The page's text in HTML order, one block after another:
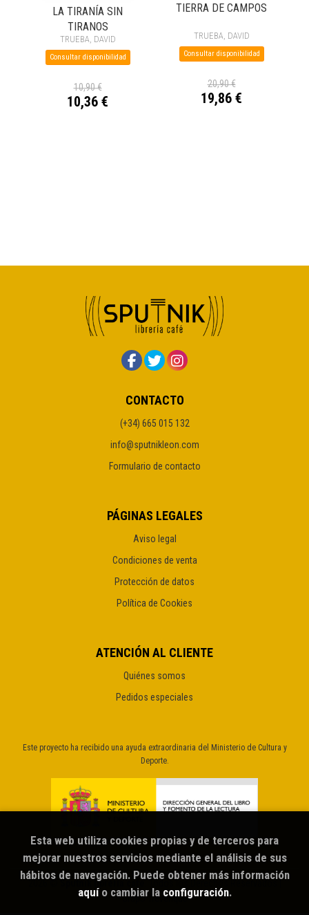
LA TIRANÍA SIN
TIRANOS
TRUEBA, DAVID
Consultar disponibilidad
10,90 €
10,36 €
TIERRA DE CAMPOS
TRUEBA, DAVID
Consultar disponibilidad
20,90 €
19,86 €
CONTACTO
(+34) 665 015 132
info@sputnikleon.com
Formulario de contacto
PÁGINAS LEGALES
Aviso legal
Condiciones de venta
Protección de datos
Política de Cookies
ATENCIÓN AL CLIENTE
Quiénes somos
Pedidos especiales
Este proyecto ha recibido una ayuda extraordinaria del Ministerio de Cultura y
Deporte.
Sputnik librería café
Grupo Trevenque
Esta web utiliza cookies propias y de terceros para
mejorar nuestros servicios mediante el análisis de sus
hábitos de navegación. Puede obtener más información
aquío cambiar la configuración.